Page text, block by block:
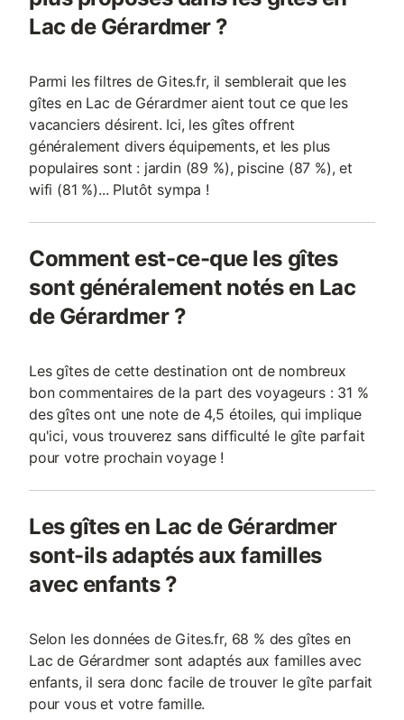
Lac de Gérardmer ?
Parmi les filtres de Gites.fr, il semblerait que les
gîtes en Lac de Gérardmer aient tout ce que les
vacanciers désirent. Ici, les gîtes offrent
généralement divers équipements, et les plus
populaires sont : jardin (89 %), piscine (87 %), et
wifi (81 %)... Plutôt sympa !
Comment est-ce-que les gîtes
sont généralement notés en Lac
de Gérardmer ?
Les gîtes de cette destination ont de nombreux
bon commentaires de la part des voyageurs : 31 %
des gîtes ont une note de 4,5 étoiles, qui implique
qu'ici, vous trouverez sans difficulté le gîte parfait
pour votre prochain voyage !
Les gîtes en Lac de Gérardmer
sont-ils adaptés aux familles
avec enfants ?
Selon les données de Gites.fr, 68 % des gîtes en
Lac de Gérardmer sont adaptés aux familles avec
enfants, il sera donc facile de trouver le gîte parfait
pour vous et votre famille.